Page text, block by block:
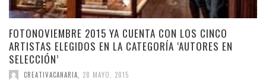
FOTONOVIEMBRE 2015 YA CUENTA CON LOS CINCO
ARTISTAS ELEGIDOS EN LA CATEGORÍA ‘AUTORES EN
SELECCIÓN’
CREATIVACANARIA 28 MAYO, 2015